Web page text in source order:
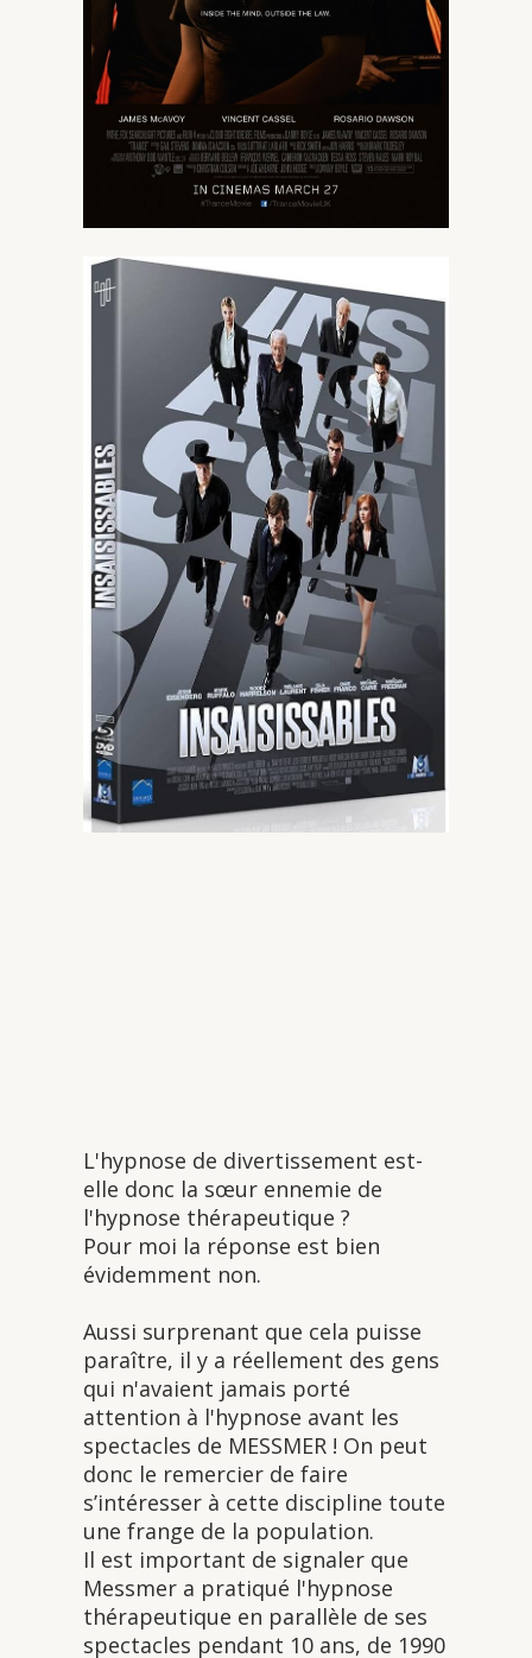
L'hypnose de divertissement est-
elle donc la sœur ennemie de
l'hypnose thérapeutique ?
Pour moi la réponse est bien
évidemment non.
Aussi surprenant que cela puisse
paraître, il y a réellement des gens
qui n'avaient jamais porté
attention à l'hypnose avant les
spectacles de MESSMER ! On peut
donc le remercier de faire
s’intéresser à cette discipline toute
une frange de la population.
Il est important de signaler que
Messmer a pratiqué l'hypnose
thérapeutique en parallèle de ses
spectacles pendant 10 ans, de 1990